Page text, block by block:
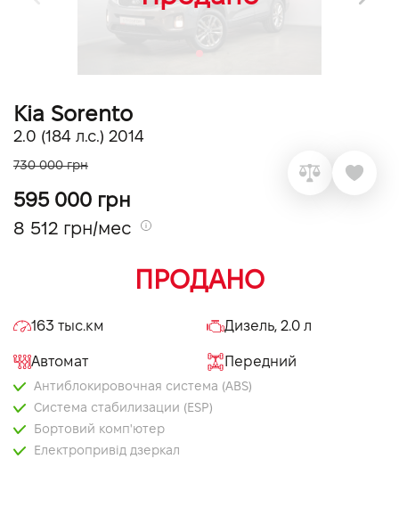
Kia Sorento
2.0 (184 л.с.) 2014
730 000 грн
595 000 грн
8 512 грн/мес
ПРОДАНО
163 тыс.км Дизель, 2.0 л
Автомат Передний
Антиблокировочная система (ABS)
Система стабилизации (ESP)
Бортовий комп'ютер
Електропривід дзеркал
Политика качества
Вакансии
VIDI Карьера
Контакты
Підпишись на наш канал та слідкуй за